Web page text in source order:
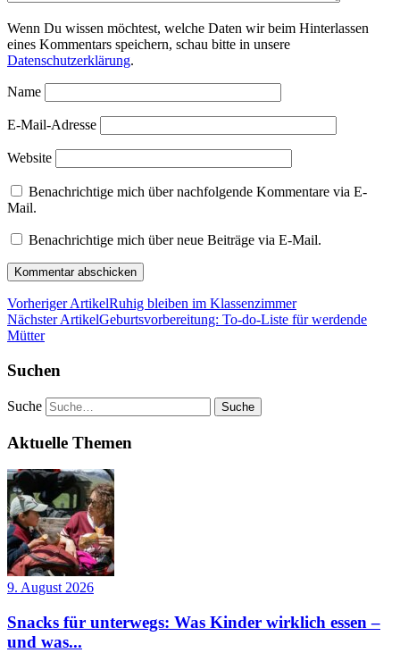
Wenn Du wissen möchtest, welche Daten wir beim Hinterlassen
eines Kommentars speichern, schau bitte in unsere
Datenschutzerklärung.
Name
E-Mail-Adresse
Website
Benachrichtige mich über nachfolgende Kommentare via E-
Mail.
Benachrichtige mich über neue Beiträge via E-Mail.
Vorheriger ArtikelRuhig bleiben im Klassenzimmer
Nächster ArtikelGeburtsvorbereitung: To-do-Liste für werdende
Mütter
Suchen
Suche
Aktuelle Themen
9. August 2026
Snacks für unterwegs: Was Kinder wirklich essen –
und was...